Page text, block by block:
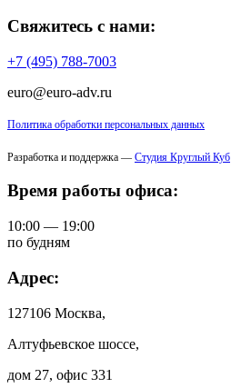
Свяжитесь с нами:
+7 (495) 788-7003
euro@euro-adv.ru
Политика обработки персональных данных
Разработка и поддержка — Студия Круглый Куб
Время работы офиса:
10:00 — 19:00
по будням
Адрес:
127106 Москва,
Алтуфьевское шоссе,
дом 27, офис 331